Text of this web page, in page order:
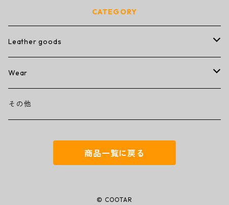
CATEGORY
Leather goods
wallet
ミニミニウォレット
その他
Wear
T-shirt
その他
商品一覧に戻る
© COOTAR